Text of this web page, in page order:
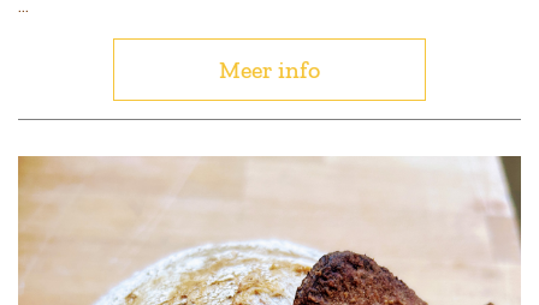
...
Meer info